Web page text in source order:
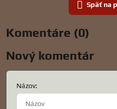
Späť na
Komentáre (0)
Nový komentár
Názov: